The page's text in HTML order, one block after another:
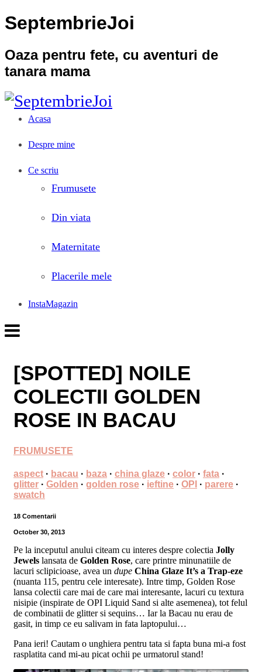
SeptembrieJoi
Oaza pentru fete, cu aventuri de
tanara mama
Acasa
Despre mine
Ce scriu
Frumusete
Din viata
Maternitate
Placerile mele
InstaMagazin
[SPOTTED] NOILE
COLECTII GOLDEN
ROSE IN BACAU
FRUMUSETE
aspect · bacau · baza · china glaze · color · fata ·
glitter · Golden · golden rose · ieftine · OPI · parere ·
swatch
18 Comentarii
October 30, 2013
Pe la inceputul anului citeam cu interes despre colectia Jolly
Jewels lansata de Golden Rose, care printre minunatiile de
lacuri sclipicioase, avea un dupe China Glaze It’s a Trap-eze
(nuanta 115, pentru cele interesate). Intre timp, Golden Rose
lansa colectii care mai de care mai interesante, lacuri cu textura
nisipie (inspirate de OPI Liquid Sand si alte asemenea), tot felul
de combinatii de glitter si sequins… Iar la Bacau nu erau de
gasit, in timp ce eu salivam in fata laptopului…
Pana ieri! Cautam o unghiera pentru tata si fapta buna mi-a fost
rasplatita cand mi-au picat ochii pe urmatorul stand!